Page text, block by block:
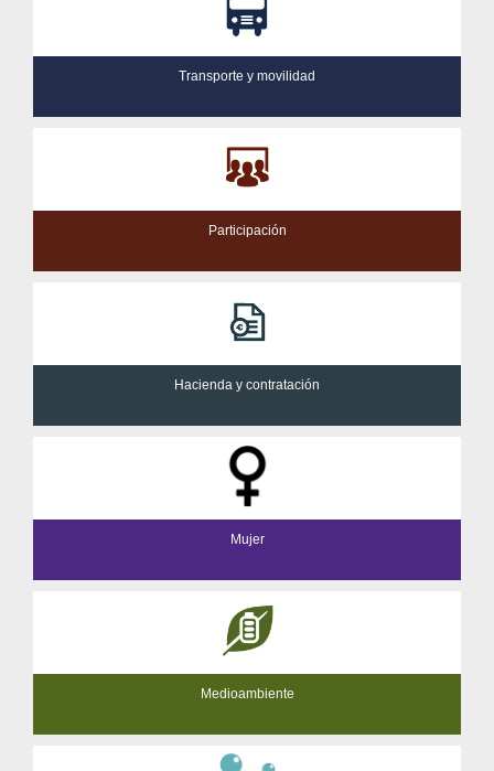
Transporte y movilidad
Participación
Hacienda y contratación
Mujer
Medioambiente